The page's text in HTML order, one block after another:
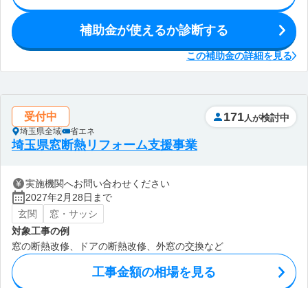
補助金が使えるか診断する
この補助金の詳細を見る
受付中
埼玉県全域 省エネ
171 人が検討中
埼玉県窓断熱リフォーム支援事業
実施機関へお問い合わせください
2027年2月28日まで
玄関
窓・サッシ
対象工事の例
窓の断熱改修、ドアの断熱改修、外窓の交換など
工事金額の相場を見る